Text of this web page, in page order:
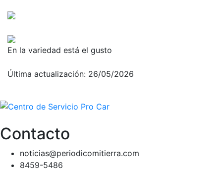
En la variedad está el gusto
Última actualización: 26/05/2026
Contacto
noticias@periodicomitierra.com
8459-5486